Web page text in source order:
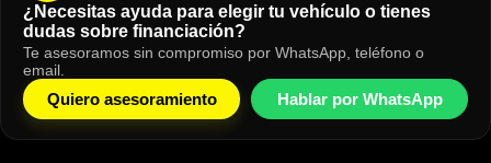
¿Necesitas ayuda para elegir tu vehículo o tienes
dudas sobre financiación?
Te asesoramos sin compromiso por WhatsApp, teléfono o
email.
Quiero asesoramiento Hablar por WhatsApp